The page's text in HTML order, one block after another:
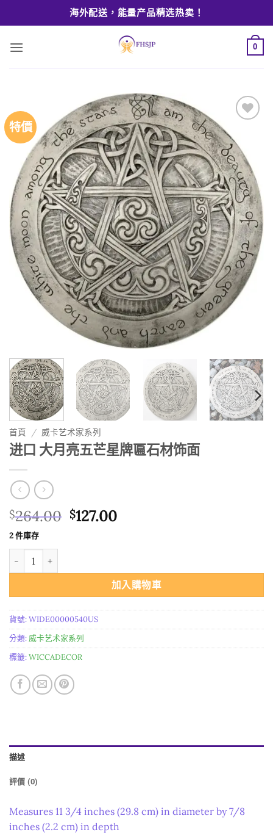
海外配送，能量产品精选热卖！
0
特價
Add to
wishlist
首頁 / 威卡艺术家系列
进口 大月亮五芒星牌匾石材饰面
$264.00 原
$264.00。
$127.00目
$127.00。
2 件庫存
进口 大月亮五芒星牌匾石材饰面 數量
加入購物車
貨號:WIDE00000540US
分類: 威卡艺术家系列
標籤:WICCADECOR
描述
評價 (0)
Measures 11 3/4 inches (29.8 cm) in diameter by 7/8
inches (2.2 cm) in depth